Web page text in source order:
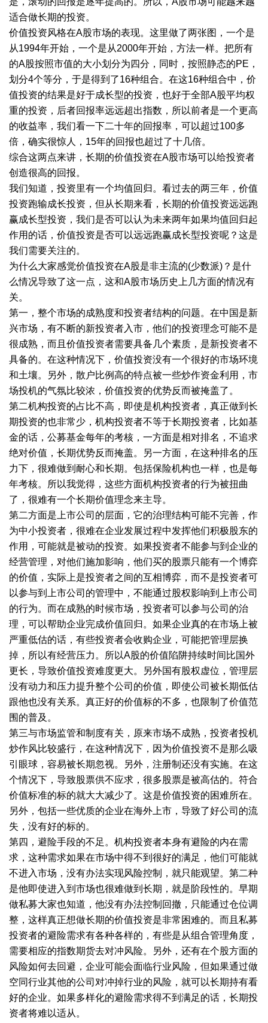
适合做长期的投资。
价值投资风格在A股市场的表现。这里做了两张图，一个是
从1994年开始，一个是从2000年开始，方法一样。把所有
的A股按照市值的大小划分为四分，同时，按照静态的PE，
划分4个等分，于是得到了16种组合。在这16种组合中，价
值投资的结果是好于成长型的投资，也好于全部A股平均权
重的投资，后者回报率远远超出指数，所以前者是一个更高
的收益率，我们看一下二十年的回报率，可以超过100多
倍，确实很惊人，15年的回报也超过了十几倍。
综合这两点来讲，长期的价值投资在A股市场可以给投资者
创造很高的回报。
我们知道，投资里有一个均值回归。看过去的两三年，价值
投资跑输成长投资，但从长期来看，长期的价值投资远远跑
赢成长型投资，我们是否可以认为未来两年如果均值回归起
作用的话，价值投资是否可以远远跑赢成长型投资呢？这是
我们需要关注的。
为什么大家感觉价值投资在A股是非主流的(少数派)？是什
么情况导致了这一点，这和A股市场历史上几方面的情况有
关。
第一，整个市场的成熟度和投资者结构的问题。在中国是新
兴市场，有不断的新投资者入市，他们的投资理念可能不是
很成熟，而且价值投资者需要具备几个素质，是新投资者不
具备的。在这种情况下，价值投资没有一个很好的市场环境
和土壤。另外，散户比例高的特点被一些炒作资金利用，市
场投机的气氛比较浓，价值投资的优势反而被掩盖了。
第二机构投资的占比不高，即使是机构投资者，真正做到长
期投资的也非常少，机构投资者不等于长期投资者，比如基
金的话，公募基金每年的考核，一方面是相对排名，不追求
绝对价值，长期优势反而掩盖。另一方面，在这种排名的压
力下，很难做到耐心和长期。包括保险机构也一样，也是每
年考核。所以我觉得，这些方面机构投资者的行为被扭曲
了，很难有一个长期价值理念来主导。
第二方面是上市公司的层面，它的治理结构可能不完善，作
为中小投资者，很难在企业发展过程中发挥他们积极股东的
作用，可能就是被动的投资。如果投资者不能参与到企业的
经营管理，对他们施加影响，他们买的股票只能有一个博弈
的价值，实际上是投资者之间的互相博弈，而不是投资者可
以参与到上市公司的管理中，不能通过股权影响到上市公司
的行为。而在成熟的时候市场，投资者可以参与公司的治
理，可以帮助企业完成价值回归。如果企业真的在市场上被
严重低估的话，有些投资者会收购企业，可能把管理层换
掉，所以有经营压力。所以A股的价值陷阱持续时间比国外
更长，导致价值投资难度更大。另外国有股权虚位，管理层
没有动力和压力提升整个公司的价值，即使公司被长期低估
跟他也没有关系。真正好的价值标的不多，也限制了价值范
围的普及。
第三与市场监管和制度有关，原来市场不成熟，投资者投机
炒作风比较盛行，在这种情况下，因为价值投资不是那么吸
引眼球，容易被长期忽视。另外，注册制还没有实施。在这
个情况下，导致股票供不应求，很多股票是被高估的。符合
价值标准的标的就大大减少了。这是价值投资的困难所在。
另外，包括一些优质的企业在海外上市，导致了好公司的流
失，没有好的标的。
第四，避险手段的不足。机构投资者本身有避险的内在需
求，这种需求如果在市场中得不到很好的满足，他们可能就
不进入市场，没有办法实现风险控制，就只能观望。第二种
是他即使进入到市场也很难做到长期，就是阶段性的。早期
做私募大家也知道，他没有办法控制回撤，只能通过仓位调
整，这样真正想做长期的价值投资是非常困难的。而且私募
投资者的避险需求有各种各样的，有些是从组合管理角度，
需要相应的指数期货去对冲风险。另外，还有在个股方面的
风险如何去回避，企业可能会面临行业风险，但如果通过做
空同行业其他的公司对冲掉行业的风险，就可以长期持有看
好的企业。如果多样化的避险需求得不到满足的话，长期投
资者将难以适从。